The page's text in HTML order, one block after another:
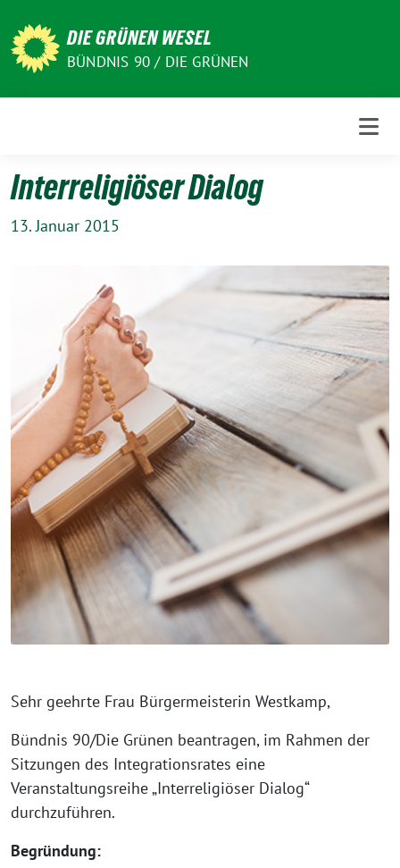
zum
Inhalt
DIE GRÜNEN WESEL
BÜNDNIS 90 / DIE GRÜNEN
Interreligiöser Dialog
13. Januar 2015
Sehr geehrte Frau Bürgermeisterin Westkamp,
Bündnis 90/Die Grünen beantragen, im Rahmen der
Sitzungen des Integrationsrates eine
Veranstaltungsreihe „Interreligiöser Dialog“
durchzuführen.
Begründung: